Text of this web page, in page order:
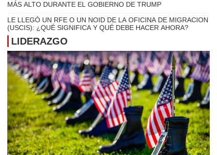
MIGRANTES DE HONDURAS, CUBA Y
ECUADOR ACUSAN A EEUU DE DEPORTARLOS
A ÁFRICA POR SORPRESA
ORGANIZACIONES CONVOCAN MANIFESTACIÓN EN
MINNEAPOLIS EN APOYO A INMIGRANTES HAITIANOS CON
TPS
REABRIRÁN HISTÓRICA PRISIÓN DE APPLETON COMO
CENTRO DE DETENCIÓN MIGRATORIA DEL ICE